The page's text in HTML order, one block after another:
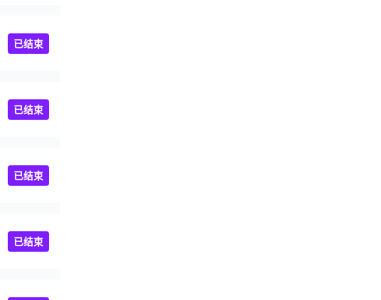
已结束
已结束
已结束
已结束